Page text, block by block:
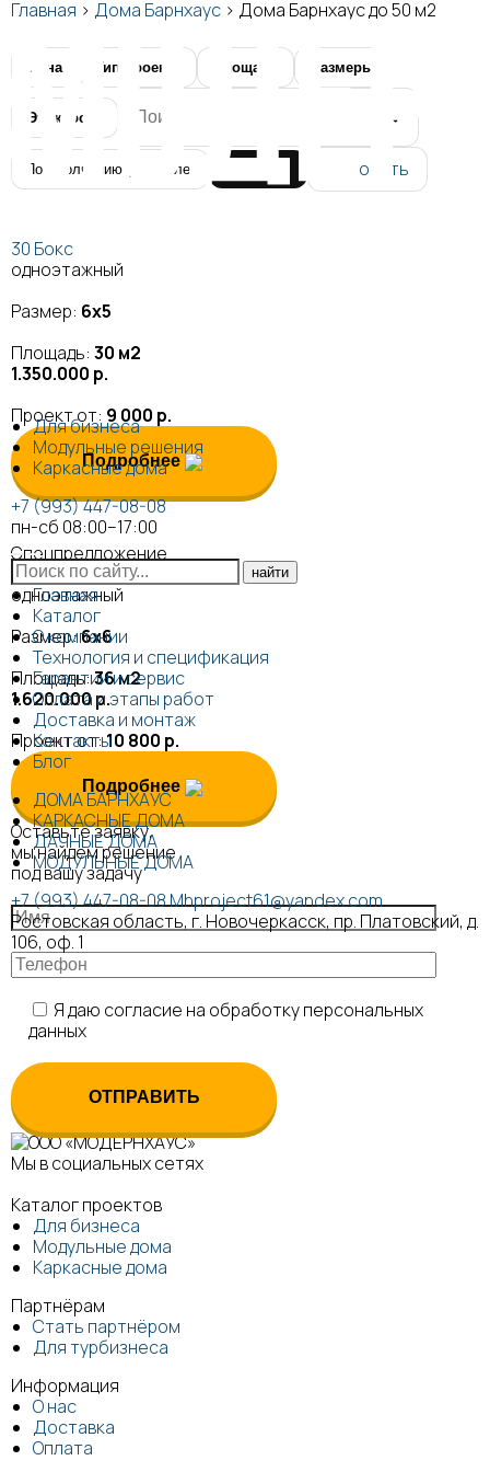
Для бизнеса
Модульные решения
Каркасные дома
+7 (993) 447-08-08
пн-сб 08:00–17:00
Главная
Каталог
О компании
Технология и спецификация
Гарантии и сервис
Оплата и этапы работ
Доставка и монтаж
Контакты
Блог
ДОМА БАРНХАУС
КАРКАСНЫЕ ДОМА
ДАЧНЫЕ ДОМА
МОДУЛЬНЫЕ ДОМА
+7 (993) 447-08-08Mhproject61@yandex.com
Ростовская область, г. Новочеркасск, пр. Платовский, д.
106, оф. 1
Главная > Дома Барнхаус > Дома Барнхаус до 50 м2
Цена Тип проекта Площадь Размеры
Этажность 🔍
Сбросить
30 Бокс
одноэтажный
Размер: 6х5
Площадь: 30 м2
1.350.000 р.
Проект от: 9 000 р.
Подробнее
Спецпредложение
Барн 36
одноэтажный
Размер:6х6
Площадь:36 м2
1.620.000 р.
Проект от:10 800 р.
Подробнее
Оставьте заявку,
мы найдём решение
под вашу задачу
Я даю согласие на обработку персональных
данных
Мы в социальных сетях
Каталог проектов
Для бизнеса
Модульные дома
Каркасные дома
Партнёрам
Стать партнёром
Для турбизнеса
Информация
О нас
Доставка
Оплата